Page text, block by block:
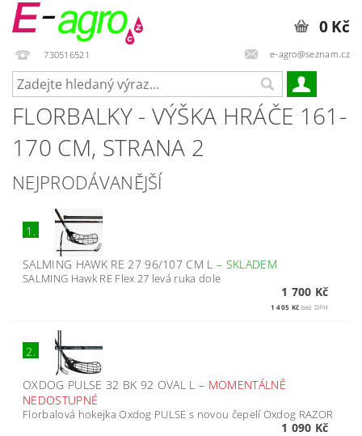
730516521 e-agro@seznam.cz
0 Kč
FLORBALKY - VÝŠKA HRÁČE 161-
170 CM, STRANA 2
NEJPRODÁVANĚJŠÍ
1.
SALMING HAWK RE 27 96/107 CM L– SKLADEM
SALMING Hawk RE Flex 27 levá ruka dole
1 700 Kč
1 405 Kč bez DPH
2.
OXDOG PULSE 32 BK 92 OVAL L– MOMENTÁLNĚ
NEDOSTUPNÉ
Florbalová hokejka Oxdog PULSE s novou čepelí Oxdog RAZOR
1 090 Kč